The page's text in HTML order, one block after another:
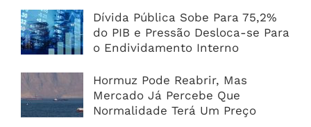
Dívida Pública Sobe Para 75,2%
do PIB e Pressão Desloca-se Para
o Endividamento Interno
Hormuz Pode Reabrir, Mas
Mercado Já Percebe Que
Normalidade Terá Um Preço